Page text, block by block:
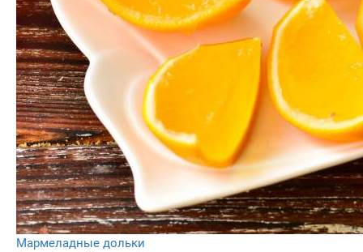
Мармеладные дольки